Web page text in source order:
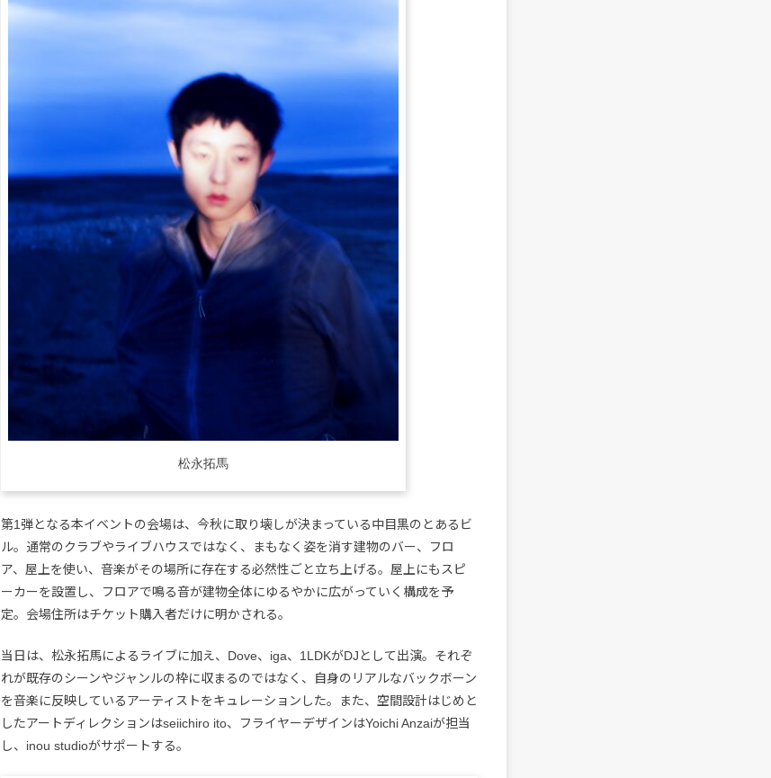
松永拓馬
第1弾となる本イベントの会場は、今秋に取り壊しが決まっている中目黒のとあるビ
ル。通常のクラブやライブハウスではなく、まもなく姿を消す建物のバー、フロ
ア、屋上を使い、音楽がその場所に存在する必然性ごと立ち上げる。屋上にもスピ
ーカーを設置し、フロアで鳴る音が建物全体にゆるやかに広がっていく構成を予
定。会場住所はチケット購入者だけに明かされる。
当日は、松永拓馬によるライブに加え、Dove、iga、1LDKがDJとして出演。それぞ
れが既存のシーンやジャンルの枠に収まるのではなく、自身のリアルなバックボーン
を音楽に反映しているアーティストをキュレーションした。また、空間設計はじめと
したアートディレクションはseiichiro ito、フライヤーデザインはYoichi Anzaiが担当
し、inou studioがサポートする。